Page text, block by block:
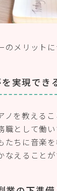
メリットに
実現でき
ノを教える
職として働
たちに音楽
なえることが